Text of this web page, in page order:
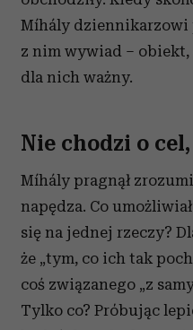
Míhály dziennikarzowi
z nim wywiad – obiekt,
dla nich ważny.
Nie chodzi o
Míhály pragnął
napędza. Co
się na jednej rzeczy?
że „tym, co ich tak
coś związanego „z
Tylko co? Próbując